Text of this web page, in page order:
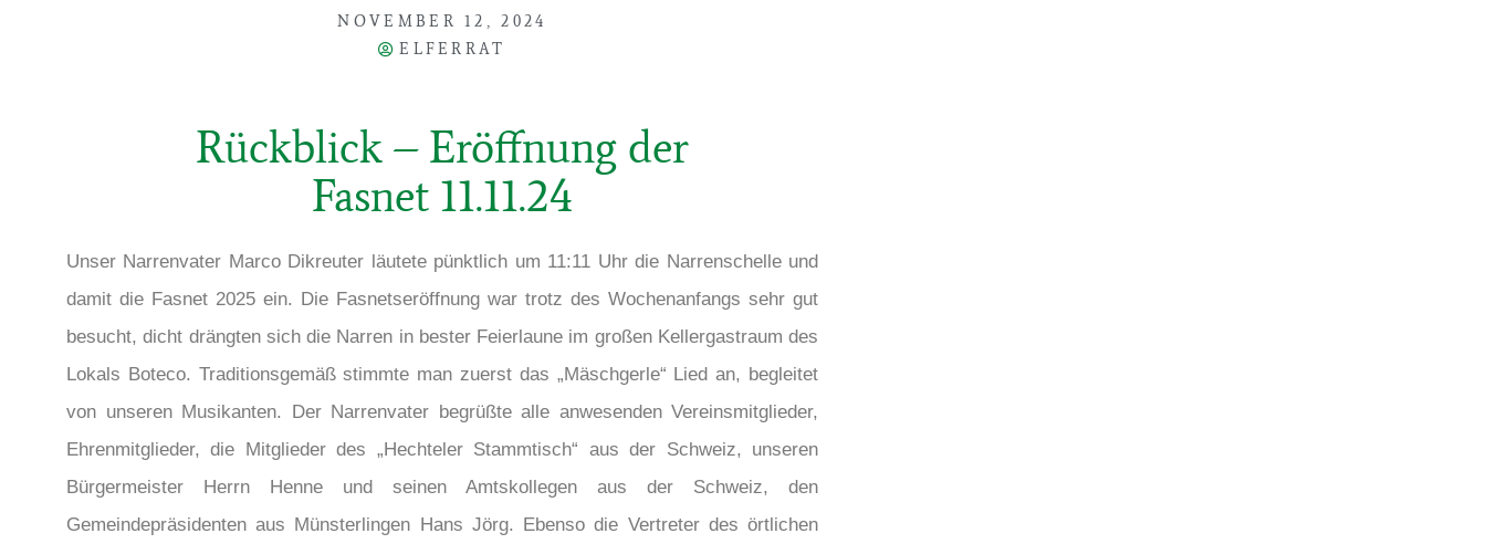
NOVEMBER 12, 2024
ELFERRAT
Rückblick – Eröffnung der
Fasnet 11.11.24
Unser Narrenvater Marco Dikreuter läutete pünktlich um 11:11 Uhr die Narrenschelle und
damit die Fasnet 2025 ein. Die Fasnetseröffnung war trotz des Wochenanfangs sehr gut
besucht, dicht drängten sich die Narren in bester Feierlaune im großen Kellergastraum des
Lokals Boteco. Traditionsgemäß stimmte man zuerst das „Mäschgerle“ Lied an, begleitet
von unseren Musikanten. Der Narrenvater begrüßte alle anwesenden Vereinsmitglieder,
Ehrenmitglieder, die Mitglieder des „Hechteler Stammtisch“ aus der Schweiz, unseren
Bürgermeister Herrn Henne und seinen Amtskollegen aus der Schweiz, den
Gemeindepräsidenten aus Münsterlingen Hans Jörg. Ebenso die Vertreter des örtlichen